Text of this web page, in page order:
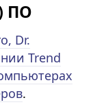
ПО
Dr.
Trend
.